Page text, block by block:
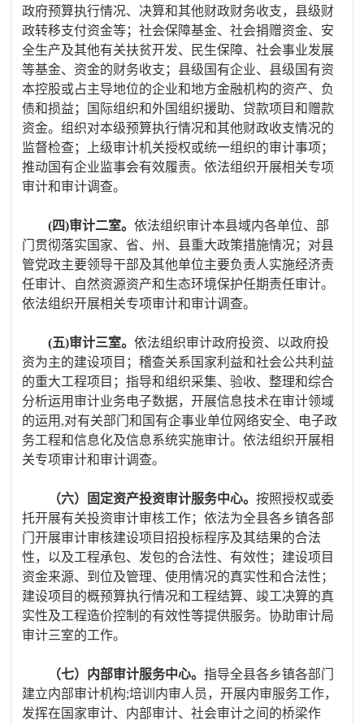
政府预算执行情况、决算和其他财政财务收支， 县级财
政转移支付资金等；社会保障基金、社会捐赠资金、安
全生产及其他有关扶贫开发、民生保障、社会事业发展
等基金、资金的财务收支 ； 县级国有企业、县级国有资
本控股或占主导地位的企业和地方金融机构的资产、负
债和损益；
国际组织和外国组织援助、贷款项目和赠款
资金。组织对本级预算执行情况和其他财政收支情况的
监督检查；上级审计机关授权或统一组织的审计事项；
推动国有企业监事会有效履责。依法组织开展相关专项
审计和审计调查。
(四)审计二室。依法组织审计本县域内各单位、部
门贯彻落实国家、省、州、县重大政策措施情况；对县
管党政主要领导干部及其他单位主要负责人实施经济责
任审计、自然资源资产和生态环境保护任期责任审计。
依法组织开展相关专项审计和审计调查。
(五)审计三室。依法组织审计政府投资、以政府投
资为主的建设项目；稽查关系国家利益和社会公共利益
的重大工程项目；指导和组织采集、验收、整理和综合
分析运用审计业务电子数据，开展信息技术在审计领域
的运用 ,对有关部门和国有企事业单位网络安全、电子政
务工程和信息化及信息系统实施审计。依法组织开展相
关专项审计和审计调查。
（六）固定资产投资审计服务中心。按照授权或委
托开展有关投资审计审核工作；依法为全县各乡镇各部
门开展审计审核建设项目招投标程序及其结果的合法
性，以及工程承包、发包的合法性、有效性；建设项目
资金来源、到位及管理、使用情况的真实性和合法性；
建设项目的概预算执行情况和工程结算、竣工决算的真
实性及工程造价控制的有效性等提供服务。协助审计局
审计三室的工作。
（七）内部审计服务中心。指导全县各乡镇各部门
建立内部审计机构;培训内审人员，开展内审服务工作，
发挥在国家审计、内部审计、社会审计之间的桥梁作